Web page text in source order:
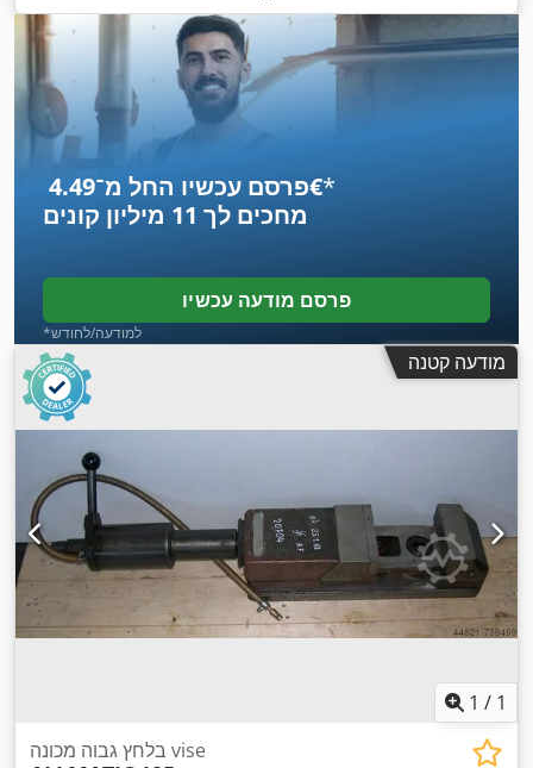
פרסם עכשיו החל מ־‏4.49 ‏€*
מחכים לך 11 מיליון קונים
פרסם מודעה עכשיו
*למודעה/לחודש
מודעה קטנה
1 / 1
בלחץ גבוה מכונה vise